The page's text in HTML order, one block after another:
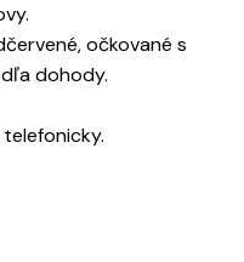
očkované s
dohody.